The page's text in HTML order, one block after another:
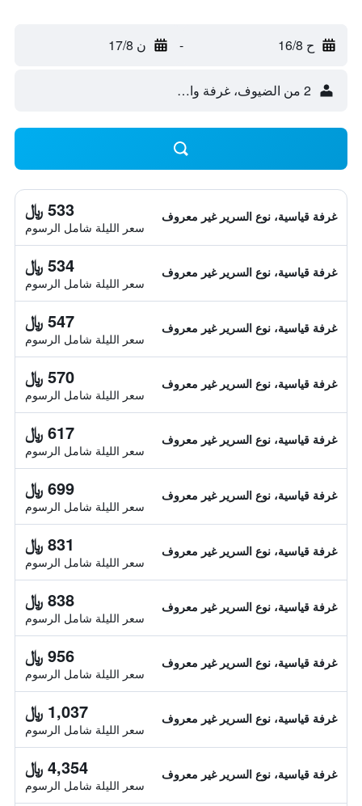
ح 16/8 - ن 17/8
2 من الضيوف، غرفة واحدة
غرفة قياسية، نوع السرير غير معروف 533 ﷼
سعر الليلة شامل الرسوم
غرفة قياسية، نوع السرير غير معروف 534 ﷼
سعر الليلة شامل الرسوم
غرفة قياسية، نوع السرير غير معروف 547 ﷼
سعر الليلة شامل الرسوم
غرفة قياسية، نوع السرير غير معروف 570 ﷼
سعر الليلة شامل الرسوم
غرفة قياسية، نوع السرير غير معروف 617 ﷼
سعر الليلة شامل الرسوم
غرفة قياسية، نوع السرير غير معروف 699 ﷼
سعر الليلة شامل الرسوم
غرفة قياسية، نوع السرير غير معروف 831 ﷼
سعر الليلة شامل الرسوم
غرفة قياسية، نوع السرير غير معروف 838 ﷼
سعر الليلة شامل الرسوم
غرفة قياسية، نوع السرير غير معروف 956 ﷼
سعر الليلة شامل الرسوم
غرفة قياسية، نوع السرير غير معروف 1,037 ﷼
سعر الليلة شامل الرسوم
غرفة قياسية، نوع السرير غير معروف 4,354 ﷼
سعر الليلة شامل الرسوم